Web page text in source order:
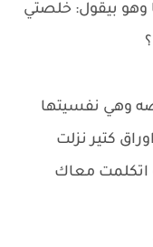
بيقول: خلصتي
وهي نفسيتها
كتير نزلت
اتكلمت معاك